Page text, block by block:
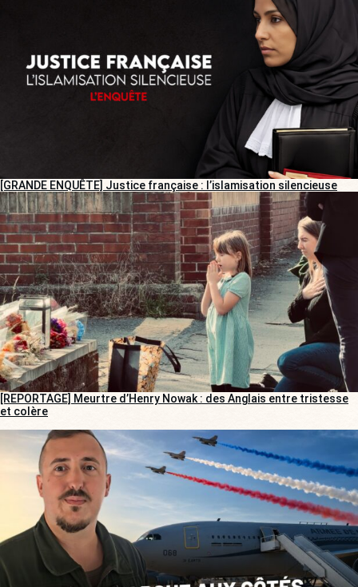
[GRANDE ENQUÊTE] Justice française : l’islamisation silencieuse
[REPORTAGE] Meurtre d’Henry Nowak : des Anglais entre tristesse
et colère